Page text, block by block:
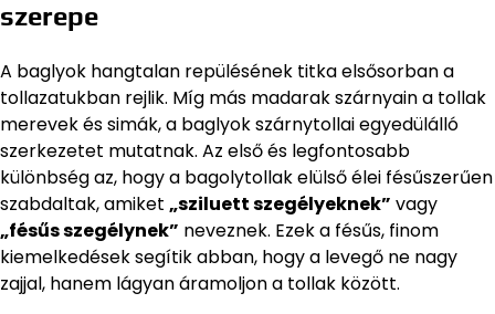
szerepe
A baglyok hangtalan repülésének titka elsősorban a
tollazatukban rejlik. Míg más madarak szárnyain a tollak
merevek és simák, a baglyok szárnytollai egyedülálló
szerkezetet mutatnak. Az első és legfontosabb
különbség az, hogy a bagolytollak elülső élei fésűszerűen
szabdaltak, amiket „sziluett szegélyeknek” vagy
„fésűs szegélynek” neveznek. Ezek a fésűs, finom
kiemelkedések segítik abban, hogy a levegő ne nagy
zajjal, hanem lágyan áramoljon a tollak között.